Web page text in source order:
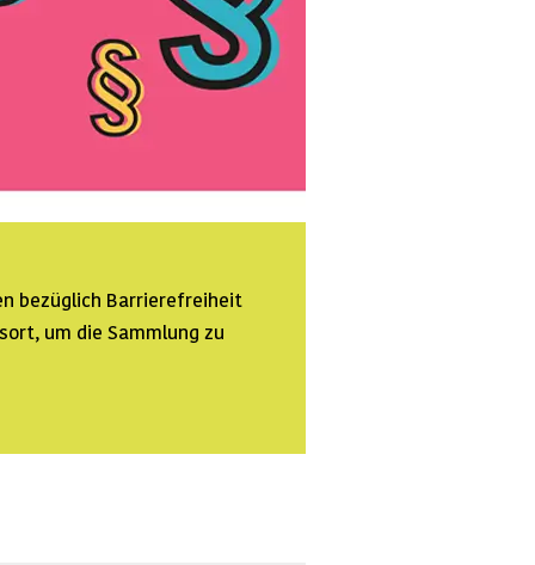
bezüglich Barrierefreiheit
um die Sammlung zu